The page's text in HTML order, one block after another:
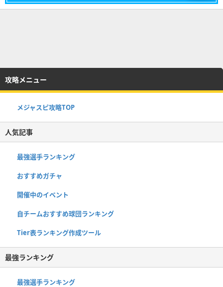
攻略メニュー
メジャスピ攻略TOP
人気記事
最強選手ランキング
おすすめガチャ
開催中のイベント
自チームおすすめ球団ランキング
Tier表ランキング作成ツール
最強ランキング
最強選手ランキング